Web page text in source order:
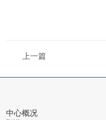
上一篇
中心概况